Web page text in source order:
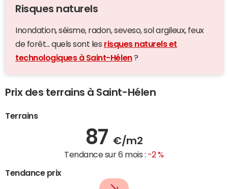
Risques naturels
Inondation, séisme, radon, seveso, sol argileux, feux
de forêt... quels sont les risques naturels et
technologiques à Saint-Hélen?
Prix des terrains à Saint-Hélen
Terrains
87 €/m2
Tendance sur 6 mois : -2 %
Tendance prix